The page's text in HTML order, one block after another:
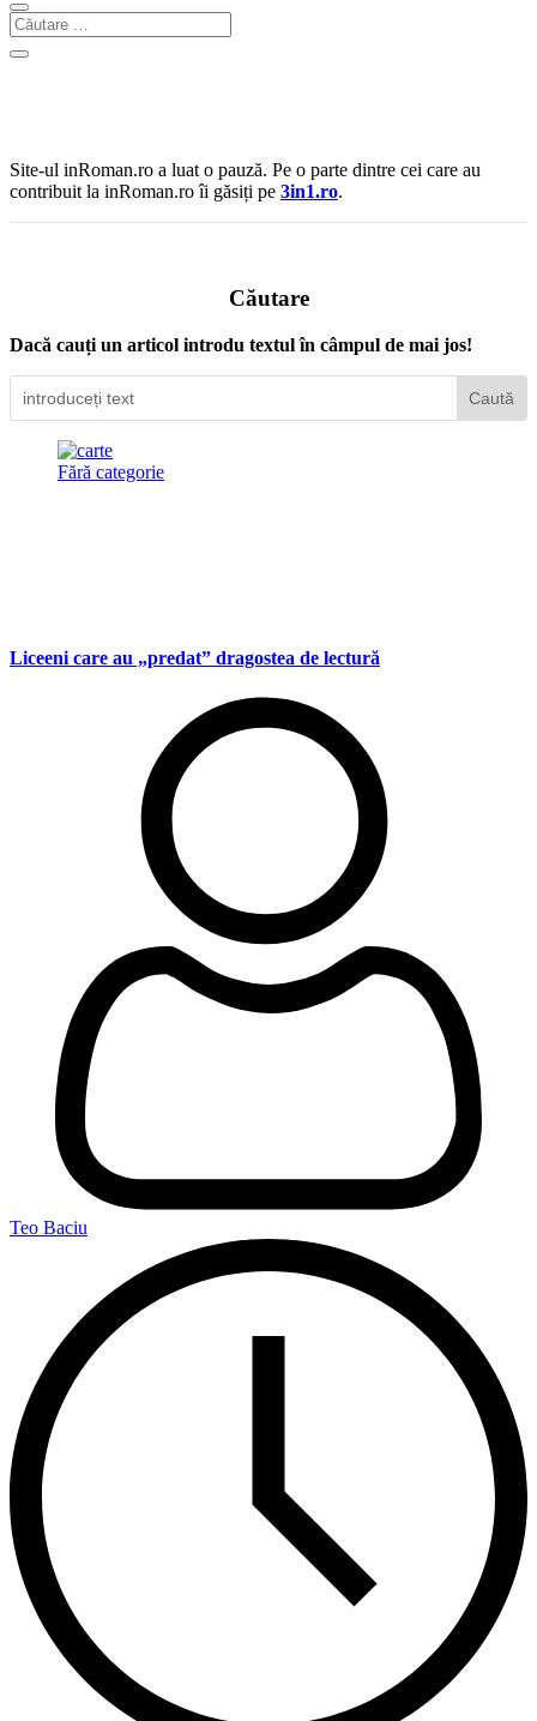
Site-ul inRoman.ro a luat o pauză. Pe o parte dintre cei care au
contribuit la inRoman.ro îi găsiți pe 3in1.ro.
Căutare
Dacă cauți un articol introdu textul în câmpul de mai jos!
Fără categorie
Liceeni care au „predat” dragostea de lectură
Teo Baciu